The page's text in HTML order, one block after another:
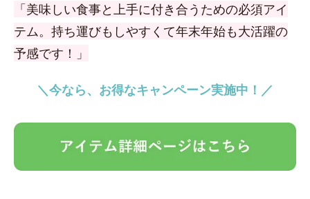
「美味しい食事と上手に付き合うための必須アイ
テム。持ち運びもしやすくて年末年始も大活躍の
予感です！」
＼今なら、お得なキャンペーン実施中！／